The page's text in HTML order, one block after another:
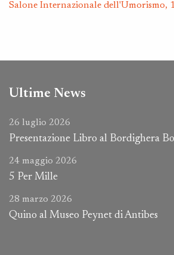
Salone Internazionale dell'Umorismo,
Ultime News
26 luglio 2026
Presentazione Libro al Bordighera
24 maggio 2026
5 Per Mille
28 marzo 2026
Quino al Museo Peynet di Antibes